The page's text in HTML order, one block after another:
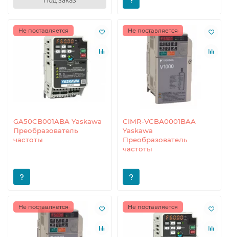
Не поставляется
GA50CB001ABA Yaskawa
Преобразователь
частоты
Не поставляется
CIMR-VCBA0001BAA
Yaskawa
Преобразователь
частоты
Не поставляется Не поставляется